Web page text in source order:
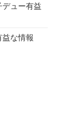
ュー有益
な情報